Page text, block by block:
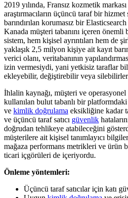
2019 yılında, Fransız kozmetik
araştırmacıların üçüncü taraf bir hizmet
barındırılan korumasız bir
Kanada müşteri tabanını içeren önemli
sistem, hem kişisel ayrıntıları hem de
yaklaşık 2,5 milyon kişiye ait kayıt
verici olanı, veritabanının
izin vermesiydi, yani yetkisiz taraflar
ekleyebilir, değiştirebilir veya
İhlalin kaynağı, müşteri ve
kullanılan bulut tabanlı bir
ve kimlik doğrulama eksikliğine kadar
ve üçüncü taraf satıcı güvenlik
doğrudan tehlikeye atabileceğini
müşterilere ait kişisel tanımlayıcı
mağaza performans metrikleri ve ürün
ticari içgörüleri de içeriyordu.
Önleme yöntemleri:
Üçüncü taraf satıcılar için katı